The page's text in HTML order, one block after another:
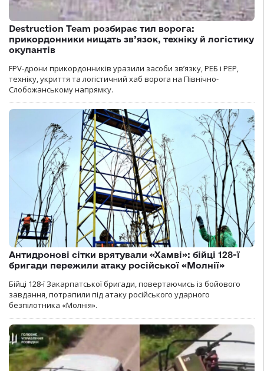
Destruction Team розбирає тил ворога:
прикордонники нищать зв’язок, техніку й логістику
окупантів
FPV-дрони прикордонників уразили засоби зв’язку, РЕБ і РЕР,
техніку, укриття та логістичний хаб ворога на Північно-
Слобожанському напрямку.
Антидронові сітки врятували «Хамві»: бійці 128-ї
бригади пережили атаку російської «Молнії»
Бійці 128-ї Закарпатської бригади, повертаючись із бойового
завдання, потрапили під атаку російського ударного
безпілотника «Молнія».